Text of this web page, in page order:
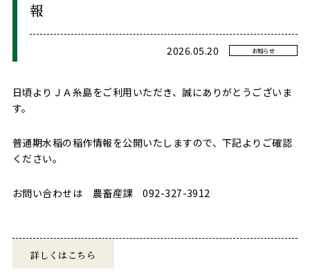
報
2026.05.20 お知らせ
日頃よりＪＡ糸島をご利用いただき、誠にありがとうございま
す。
普通期水稲の稲作情報を公開いたしますので、下記よりご確認
ください。
お問い合わせは 農畜産課 092-327-3912
詳しくはこちら